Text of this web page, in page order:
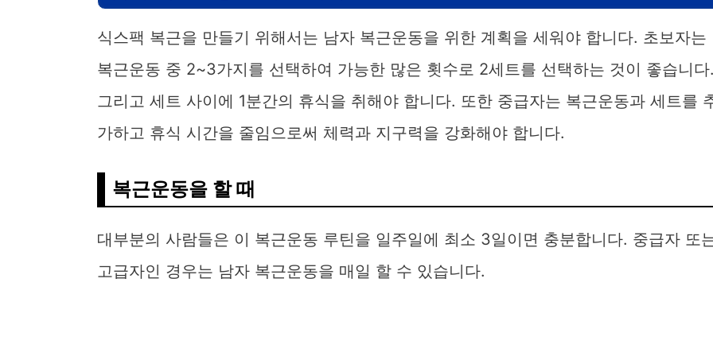
식스팩 복근을 만들기 위해서는 남자 복근운동을 위한 계획을 세워야 합니다. 초보자는
복근운동 중 2~3가지를 선택하여 가능한 많은 횟수로 2세트를 선택하는 것이 좋습니다.
그리고 세트 사이에 1분간의 휴식을 취해야 합니다. 또한 중급자는 복근운동과 세트를
가하고 휴식 시간을 줄임으로써 체력과 지구력을 강화해야 합니다.
복근운동을 할 때
대부분의 사람들은 이 복근운동 루틴을 일주일에 최소 3일이면 충분합니다. 중급자 또
고급자인 경우는 남자 복근운동을 매일 할 수 있습니다.